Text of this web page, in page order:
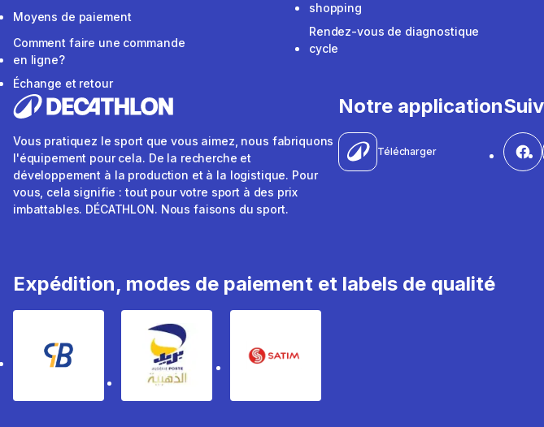
Moyens de paiement
Comment faire une commande
en ligne?
Échange et retour
shopping
Rendez-vous de diagnostique
cycle
Vous pratiquez le sport que vous aimez, nous fabriquons
l'équipement pour cela. De la recherche et
développement à la production et à la logistique. Pour
vous, cela signifie : tout pour votre sport à des prix
imbattables. DÉCATHLON. Nous faisons du sport.
Notre application
Télécharger
Expédition, modes de paiement et labels de qualité